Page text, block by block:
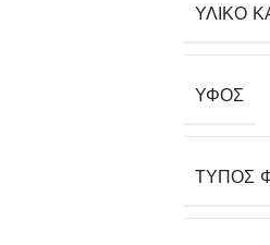
ΥΛΙΚΌ
ΎΦΟΣ
ΤΎΠΟΣ